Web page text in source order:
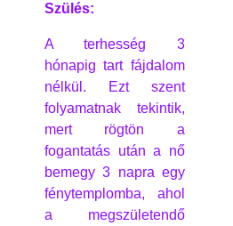
Szülés:
A terhesség 3
hónapig tart fájdalom
nélkül. Ezt szent
folyamatnak tekintik,
mert rögtön a
fogantatás után a nő
bemegy 3 napra egy
fénytemplomba, ahol
a megszületendő